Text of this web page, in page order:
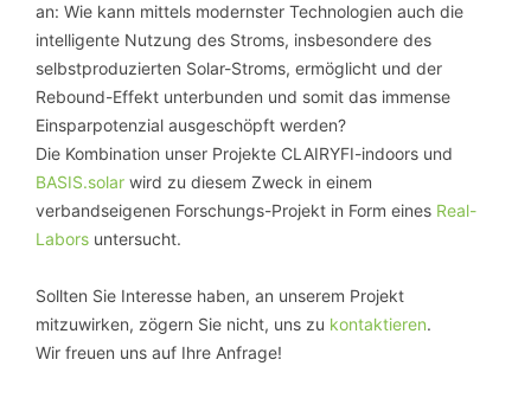
an: Wie kann mittels modernster Technologien auch die
intelligente Nutzung des Stroms, insbesondere des
selbstproduzierten Solar-Stroms, ermöglicht und der
Rebound-Effekt unterbunden und somit das immense
Einsparpotenzial ausgeschöpft werden?
Die Kombination unser Projekte CLAIRYFI-indoors und
BASIS.solar wird zu diesem Zweck in einem
verbandseigenen Forschungs-Projekt in Form eines Real-
Labors untersucht.
Sollten Sie Interesse haben, an unserem Projekt
mitzuwirken, zögern Sie nicht, uns zu kontaktieren.
Wir freuen uns auf Ihre Anfrage!